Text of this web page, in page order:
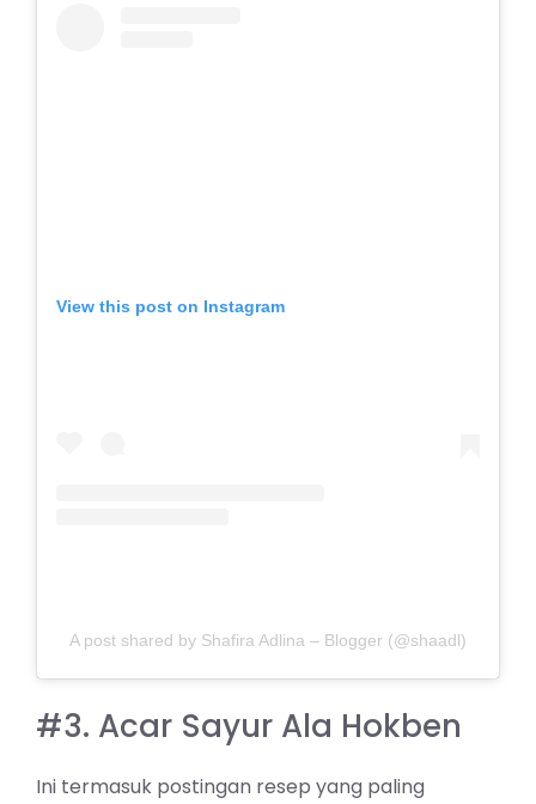
View this post on Instagram
A post shared by Shafira Adlina – Blogger (@shaadl)
#3. Acar Sayur Ala Hokben
Ini termasuk postingan resep yang paling